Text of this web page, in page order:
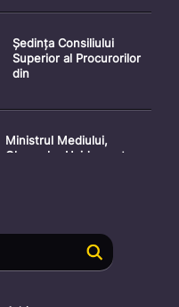
Ședința Consiliului
Superior al Procurorilor
din
Ministrul Mediului,
Gheorghe Hajder, este
Consultări publice privind
proiectul de lege pent